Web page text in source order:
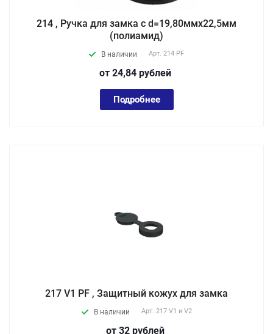
214 , Ручка для замка с d=19,80ммх22,5мм
(полиамид)
В наличии Арт. 214 PF
от 24,84 рублей
Подробнее
217 V1 PF , Защитный кожух для замка
В наличии Арт. 217 V1 и V2
от 32 рублей